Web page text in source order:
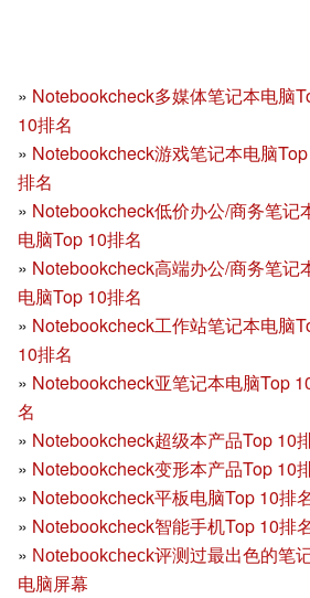
» Notebookcheck多媒体笔记本电脑
10排名
» Notebookcheck游戏笔记本电脑
排名
» Notebookcheck低价办公/商务笔记
电脑Top 10排名
» Notebookcheck高端办公/商务笔记
电脑Top 10排名
» Notebookcheck工作站笔记本电脑
10排名
» Notebookcheck亚笔记本电脑Top
名
» Notebookcheck超级本产品Top 10
» Notebookcheck变形本产品Top 10
» Notebookcheck平板电脑Top 10排
» Notebookcheck智能手机Top 10排
» Notebookcheck评测过最出色的笔
电脑屏幕